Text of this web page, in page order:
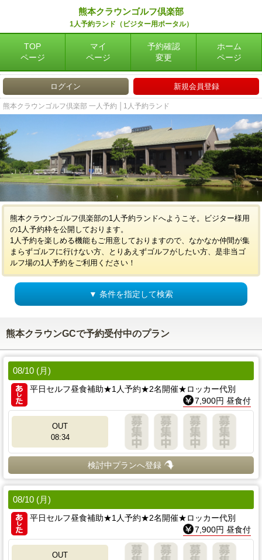
熊本クラウンゴルフ倶楽部
1人予約ランド（ビジター用ポータル）
TOP
ページ
マイ
ページ
予約確認
変更
ホーム
ページ
ログイン 新規会員登録
熊本クラウンゴルフ倶楽部 一人予約 │1人予約ランド
熊本クラウンゴルフ倶楽部の1人予約ランドへようこそ。ビジター様用
の1人予約枠を公開しております。
1人予約を楽しめる機能もご用意しておりますので、なかなか仲間が集
まらずゴルフに行けない方、とりあえずゴルフがしたい方、是非当ゴ
ルフ場の1人予約をご利用ください！
▼ 条件を指定して検索
熊本クラウンGCで予約受付中のプラン
08/10 (月)
平日セルフ昼食補助★1人予約★2名開催★ロッカー代別
7,900円 昼食付
OUT
08:34
検討中プランへ登録
08/10 (月)
平日セルフ昼食補助★1人予約★2名開催★ロッカー代別
7,900円 昼食付
OUT